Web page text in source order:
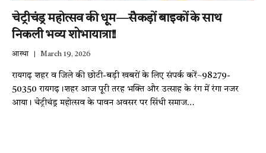
चेट्रीचंड्र महोत्सव की धूम—सैकड़ों बाइकों के साथ
निकली भव्य शोभायात्रा!!
आस्था March 19, 2026
रायगढ़ शहर व जिले की छोटी-बड़ी खबरों के लिए संपर्क करें~98279-
50350 रायगढ़।शहर आज पूरी तरह भक्ति और उत्साह के रंग में रंगा नजर
आया। चेट्रीचंड्र महोत्सव के पावन अवसर पर सिंधी समाज…